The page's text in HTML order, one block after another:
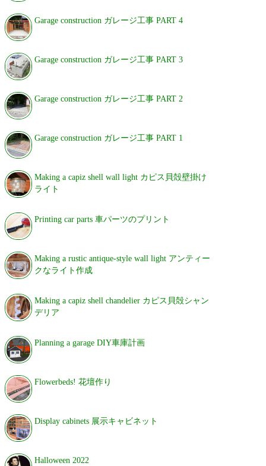
Garage construction ガレージ工事 PART 4
Garage construction ガレージ工事 PART 3
Garage construction ガレージ工事 PART 2
Garage construction ガレージ工事 PART 1
Making a capiz shell wall light カピス貝殻壁掛け
ライト
Printing car parts 車パーツのプリント
Making a rustic antique-style wall light アンティー
クなライト作成
Making a capiz shell chandelier カピス貝殻シャン
デリア
Planning a garage DIY車庫計画
Flowerbeds! 花壇作り
Display cabinets 展示キャビネット
Halloween 2022